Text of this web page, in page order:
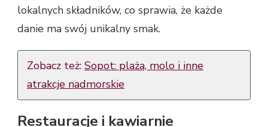
lokalnych składników, co sprawia, że każde
danie ma swój unikalny smak.
Zobacz też: Sopot: plaża, molo i inne
atrakcje nadmorskie
Restauracje i kawiarnie